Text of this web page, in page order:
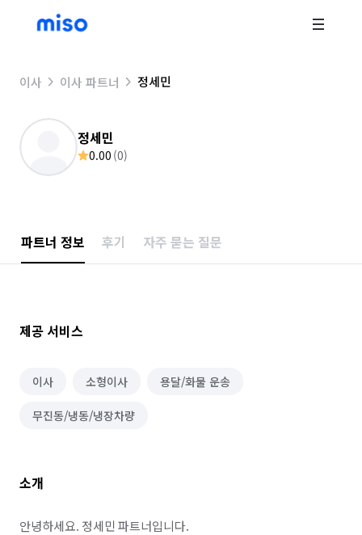
이사 이사 파트너 정세민
정세민
0.00 (0)
파트너 정보 후기 자주 묻는 질문
제공 서비스
이사 소형이사 용달/화물 운송
무진동/냉동/냉장차량
소개
안녕하세요. 정세민 파트너입니다.